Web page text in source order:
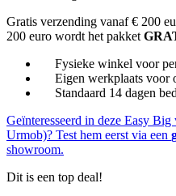
Gratis verzending vanaf € 200
200 euro wordt het pakket
Fysieke winkel voor
Eigen werkplaats voor
Standaard 14 dagen
Geïnteresseerd in deze Easy
Urmob)? Test hem eerst via een
showroom.
Dit is een top deal!